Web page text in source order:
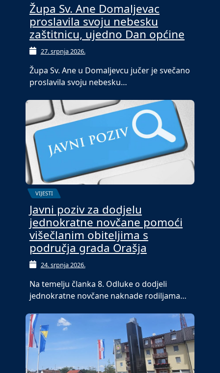
Župa Sv. Ane Domaljevac
proslavila svoju nebesku
zaštitnicu, ujedno Dan općine
27. srpnja 2026.
Župa Sv. Ane u Domaljevcu jučer je svečano
proslavila svoju nebesku…
VIJESTI
Javni poziv za dodjelu
jednokratne novčane pomoći
višečlanim obiteljima s
područja grada Orašja
24. srpnja 2026.
Na temelju članka 8. Odluke o dodjeli
jednokratne novčane naknade rodiljama…